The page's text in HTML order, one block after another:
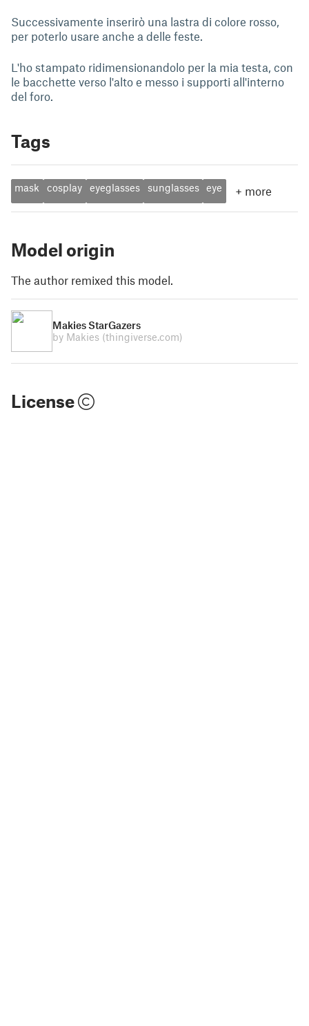
Successivamente inserirò una lastra di colore rosso,
per poterlo usare anche a delle feste.
L'ho stampato ridimensionandolo per la mia testa, con
le bacchette verso l'alto e messo i supporti all'interno
del foro.
Tags
mask cosplay eyeglasses sunglasses eye + more
Model origin
The author remixed this model.
Makies StarGazers
by Makies (thingiverse.com)
License